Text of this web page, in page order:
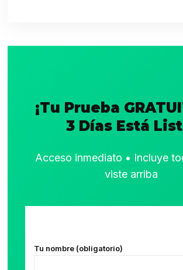
¡Tu Prueba
3 Días Está
Acceso inmediato • Incluye
viste arriba
Tu nombre (obligatorio)